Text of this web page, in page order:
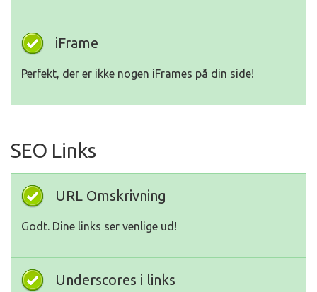
iFrame
Perfekt, der er ikke nogen iFrames på din side!
SEO Links
URL Omskrivning
Godt. Dine links ser venlige ud!
Underscores i links